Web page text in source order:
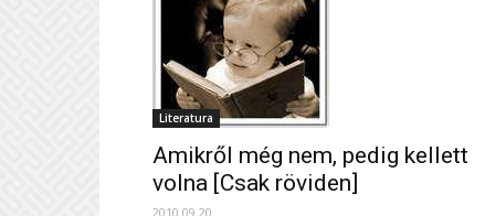
Literatura
Amikről még nem, pedig kellett
volna [Csak röviden]
2010.09.20.